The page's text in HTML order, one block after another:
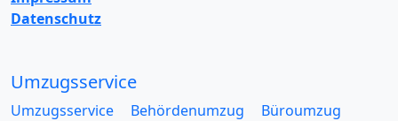
Datenschutz
Umzugsservice
Umzugsservice Behördenumzug
Büroumzug